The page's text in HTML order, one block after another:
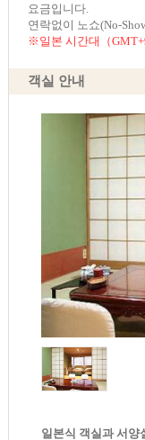
요금입니다.
연락없이 노쇼(No-
※일본 시간대（
객실 안내
일본식 객실과 서양